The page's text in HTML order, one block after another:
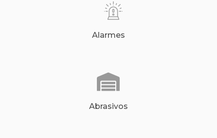
Alarmes
Abrasivos